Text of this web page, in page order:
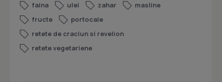
faina
ulei zahar
masline
fructe
portocale
retete de craciun si revelion
retete vegetariene